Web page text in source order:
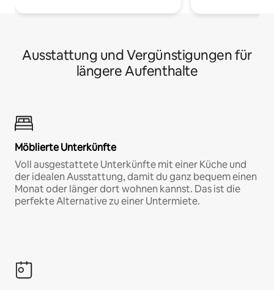
Ausstattung und Vergünstigungen für
längere Aufenthalte
Möblierte Unterkünfte
Voll ausgestattete Unterkünfte mit einer Küche und
der idealen Ausstattung, damit du ganz bequem einen
Monat oder länger dort wohnen kannst. Das ist die
perfekte Alternative zu einer Untermiete.